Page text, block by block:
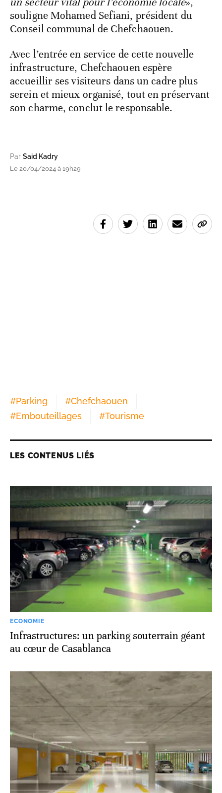
souligne Mohamed Sefiani, président du
Conseil communal de Chefchaouen.
Avec l’entrée en service de cette nouvelle
infrastructure, Chefchaouen espère
accueillir ses visiteurs dans un cadre plus
serein et mieux organisé, tout en préservant
son charme, conclut le responsable.
Par Said Kadry
Le 20/04/2024 à 19h29
#Parking #Chefchaouen
#Embouteillages #Tourisme
LES CONTENUS LIÉS
ECONOMIE
Infrastructures: un parking souterrain géant
au cœur de Casablanca